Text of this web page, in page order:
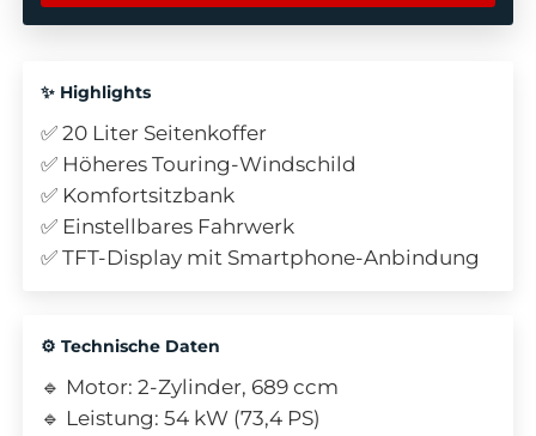
✨ Highlights
✅ 20 Liter Seitenkoffer
✅ Höheres Touring-Windschild
✅ Komfortsitzbank
✅ Einstellbares Fahrwerk
✅ TFT-Display mit Smartphone-Anbindung
⚙️ Technische Daten
🔹 Motor: 2-Zylinder, 689 ccm
🔹 Leistung: 54 kW (73,4 PS)